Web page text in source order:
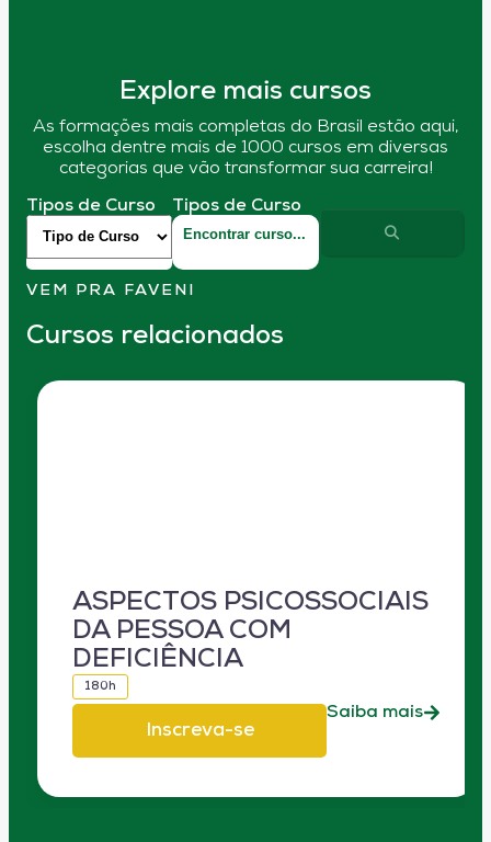
Explore mais cursos
As formações mais completas do Brasil estão aqui,
escolha dentre mais de 1000 cursos em diversas
categorias que vão transformar sua carreira!
Tipos de Curso Tipos de Curso
VEM PRA FAVENI
Cursos relacionados
ASPECTOS PSICOSSOCIAIS
DA PESSOA COM
DEFICIÊNCIA
180h
Inscreva-se
Saiba mais